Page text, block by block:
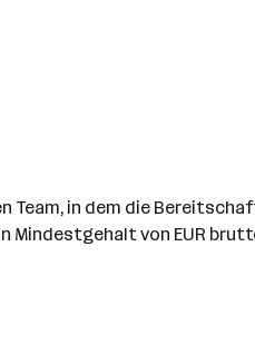
Team, in dem die
von EUR brutto